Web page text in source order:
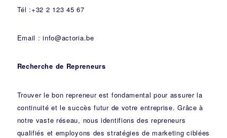
Tél :+32 2 123 45 67
Email : info@actoria.be
Recherche de Repreneurs
Trouver le bon repreneur est fondamental pour assurer la
continuité et le succès futur de votre entreprise. Grâce à
notre vaste réseau, nous identifions des repreneurs
qualifiés et employons des stratégies de marketing ciblées